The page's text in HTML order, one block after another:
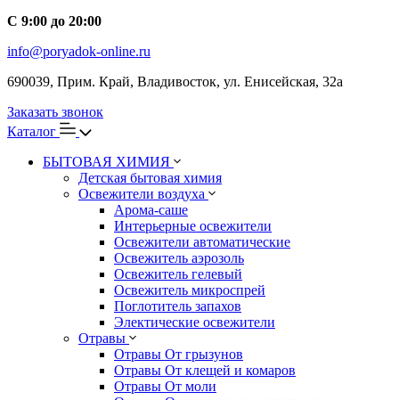
С 9:00 до 20:00
info@poryadok-online.ru
690039, Прим. Край, Владивосток, ул. Енисейская, 32а
Заказать звонок
Каталог
БЫТОВАЯ ХИМИЯ
Детская бытовая химия
Освежители воздуха
Арома-саше
Интерьерные освежители
Освежители автоматические
Освежитель аэрозоль
Освежитель гелевый
Освежитель микроспрей
Поглотитель запахов
Электические освежители
Отравы
Отравы От грызунов
Отравы От клещей и комаров
Отравы От моли